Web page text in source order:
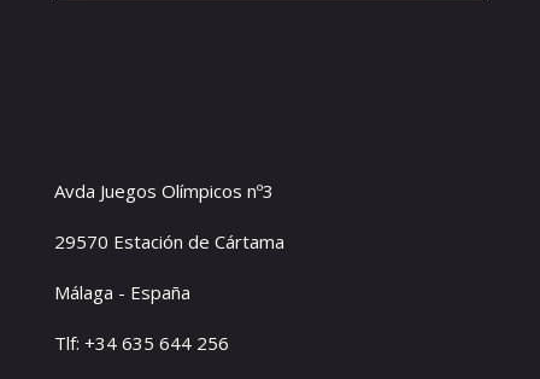
Avda Juegos Olímpicos nº3
29570 Estación de Cártama
Málaga - España
Tlf: +34 635 644 256